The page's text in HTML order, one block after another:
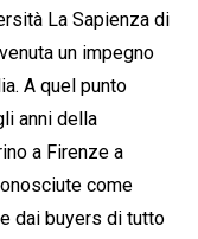
La Sapienza di
un impegno
A quel punto
anni della
a Firenze a
come
dai buyers di tutto